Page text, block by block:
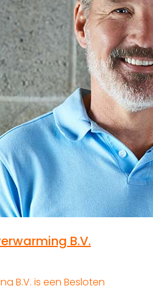
B.V.
B.V. is een Besloten